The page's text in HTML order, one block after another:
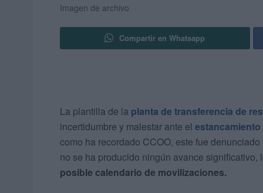
Imagen de archivo
Compartir en Whatsapp
La plantilla de la planta de transferencia de
incertidumbre y malestar ante el
como ha recordado CCOO, este fue
no se ha producido ningún avance
posible calendario de movilizaciones.